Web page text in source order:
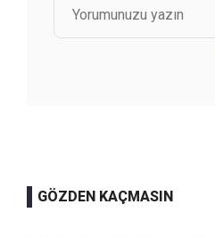
GÖZDEN KAÇMASIN